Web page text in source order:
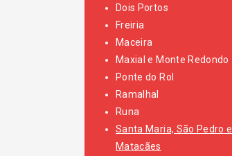
Dois Portos
Freiria
Maceira
Maxial e Monte Redondo
Ponte do Rol
Ramalhal
Runa
Santa Maria, São Pedro e
Matacães